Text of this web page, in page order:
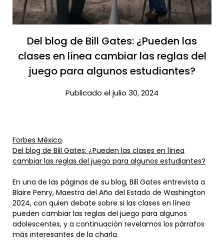
Del blog de Bill Gates: ¿Pueden las
clases en línea cambiar las reglas del
juego para algunos estudiantes?​
Publicado el julio 30, 2024
Forbes México.
Del blog de Bill Gates: ¿Pueden las clases en línea
cambiar las reglas del juego para algunos estudiantes?
En una de las páginas de su blog, Bill Gates entrevista a
Blaire Penry, Maestra del Año del Estado de Washington
2024, con quien debate sobre si las clases en línea
pueden cambiar las reglas del juego para algunos
adolescentes, y a continuación revelamos los párrafos
más interesantes de la charla.